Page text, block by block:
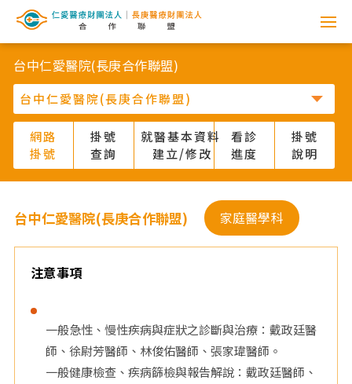
網
路
掛
號
系
統
-
仁
愛
台中仁愛醫院(長庚合作聯盟)
網路
掛號
掛號
查詢
就醫基本資料
建立/修改
看診
進度
掛號
說明
台中仁愛醫院(長庚合作聯盟) 家庭醫學科
注意事項
一般急性、慢性疾病與症狀之診斷與治療：戴政廷醫
師、徐尉芳醫師、林俊佑醫師、張家瑋醫師。
一般健康檢查、疾病篩檢與報告解說：戴政廷醫師、